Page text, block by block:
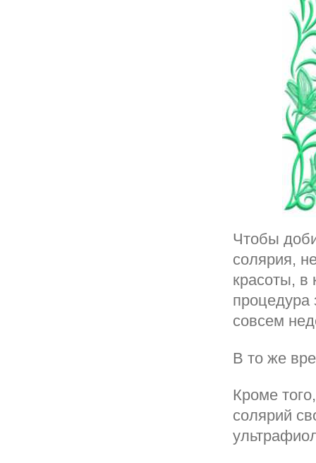
Чтобы
солярия,
красоты, в
процедура
совсем
В то же
Кроме
солярий